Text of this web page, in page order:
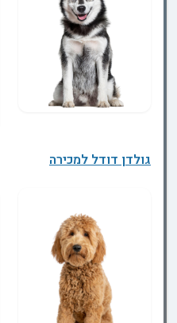
גולדן דודל למכירה